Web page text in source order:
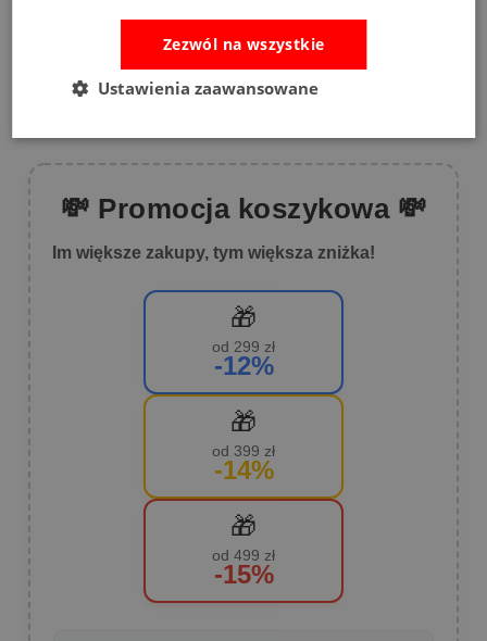
💸 Promocja koszykowa 💸
Im większe zakupy, tym większa zniżka!
🎁
od 299 zł
-12%
🎁
od 399 zł
-14%
🎁
od 499 zł
-15%
Zezwól na wszystkie
Ustawienia zaawansowane